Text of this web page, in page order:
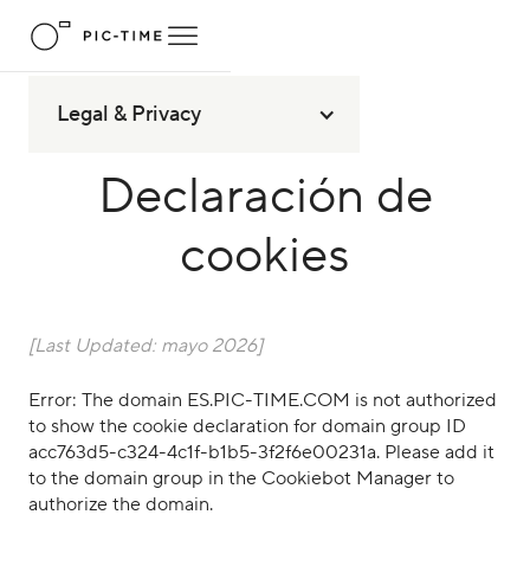
Legal & Privacy
Declaración de
cookies
[Last Updated: mayo 2026]
Error: The domain ES.PIC-TIME.COM is not authorized
to show the cookie declaration for domain group ID
acc763d5-c324-4c1f-b1b5-3f2f6e00231a. Please add it
to the domain group in the Cookiebot Manager to
authorize the domain.